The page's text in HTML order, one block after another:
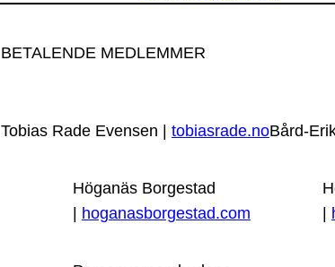
BETALENDE MEDLEMMER
Tobias Rade Evensen | tobiasrade.noBård-
Höganäs Borgestad
| hoganasborgestad.com
|